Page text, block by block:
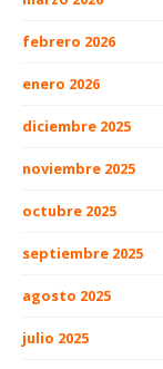
febrero 2026
enero 2026
diciembre 2025
noviembre 2025
octubre 2025
septiembre 2025
agosto 2025
julio 2025